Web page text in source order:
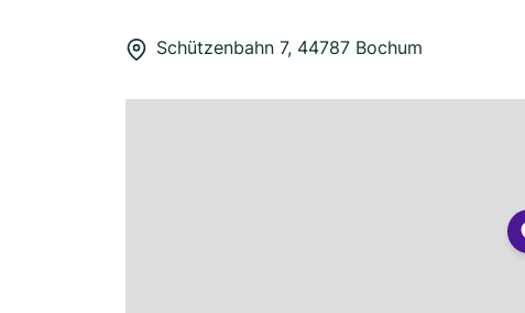
Schützenbahn 7, 44787 Bochum